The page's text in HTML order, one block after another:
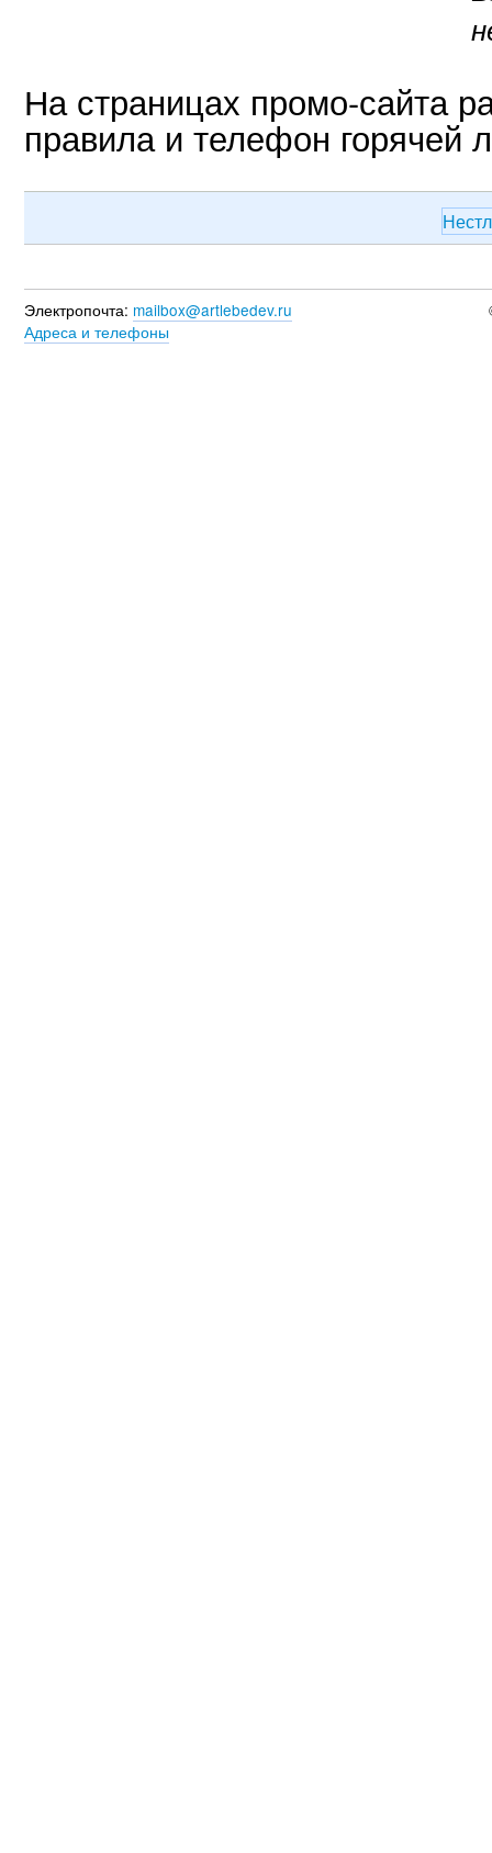
На страницах промо-сайта
правила и телефон горячей
Электропочта: mailbox@artlebedev.ru
Адреса и телефоны